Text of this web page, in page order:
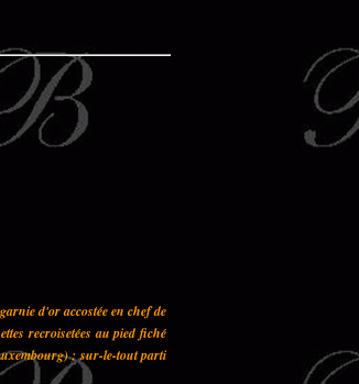
d'or accostée en chef de
recroisetées au pied fiché
; sur-le-tout parti